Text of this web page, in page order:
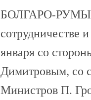
БОЛГАРО-
сотрудничестве
января со
Димитровым, со
Министров П.